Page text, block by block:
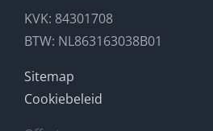
KVK: 84301708
BTW: NL863163038B01
Sitemap
Cookiebeleid